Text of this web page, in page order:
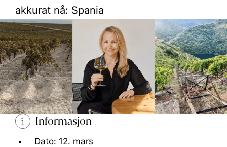
akkurat nå: Spania
Informasjon
Dato: 12. mars